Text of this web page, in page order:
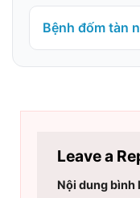
Bệnh đốm tàn
Leave a
Nội dung bình